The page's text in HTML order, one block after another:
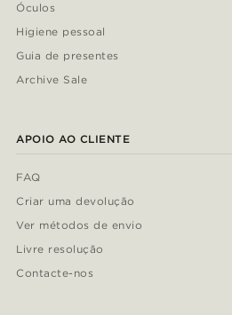
Óculos
Higiene pessoal
Guia de presentes
Archive Sale
APOIO AO CLIENTE
FAQ
Criar uma devolução
Ver métodos de envio
Livre resolução
Contacte-nos